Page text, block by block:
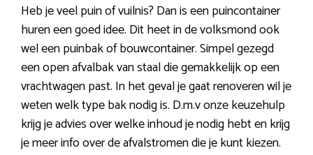
Heb je veel puin of vuilnis? Dan is een puincontainer
huren een goed idee. Dit heet in de volksmond ook
wel een puinbak of bouwcontainer. Simpel gezegd
een open afvalbak van staal die gemakkelijk op een
vrachtwagen past. In het geval je gaat renoveren wil je
weten welk type bak nodig is. D.m.v onze keuzehulp
krijg je advies over welke inhoud je nodig hebt en krijg
je meer info over de afvalstromen die je kunt kiezen.